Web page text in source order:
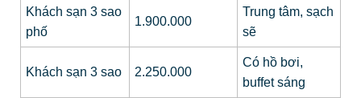
Khách sạn 3 sao
phố
1.900.000
Trung tâm, sạch
sẽ
Khách sạn 3 sao 2.250.000
Có hồ bơi,
buffet sáng